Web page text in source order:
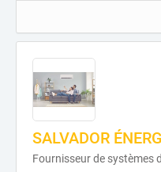
SALVADOR
Fournisseur de systèmes